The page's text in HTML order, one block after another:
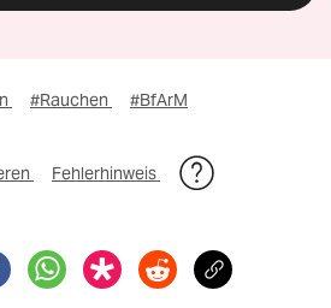
#Rauchen #BfArM
Fehlerhinweis